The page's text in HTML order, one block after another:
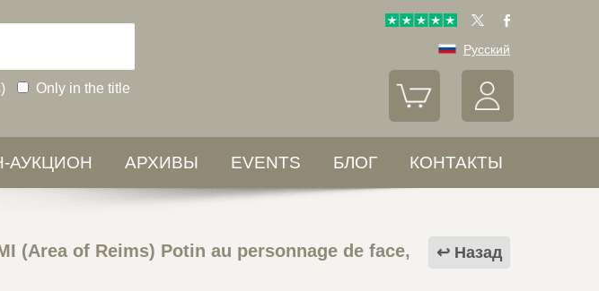
Only in the title
Русский
АУКЦИОН АРХИВЫ EVENTS БЛОГ КОНТАКТЫ
Назад
(Area of Reims) Potin au personnage de face,